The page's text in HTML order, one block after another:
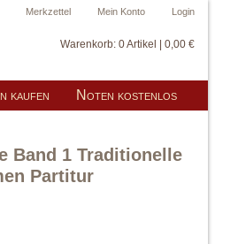
Login
Mein Konto
Merkzettel
Warenkorb: 0 Artikel | 0,00 €
kaufen Noten kostenlos
Band 1 Traditionelle
Partitur